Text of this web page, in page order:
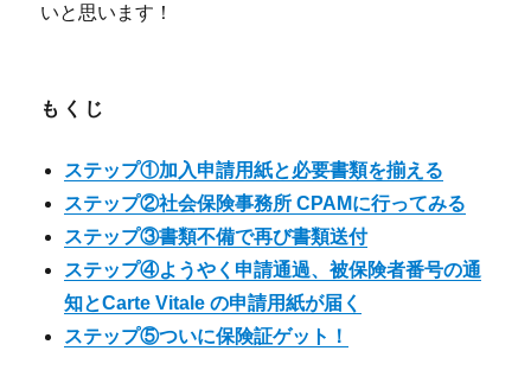
いと思います！
もくじ
ステップ①加入申請用紙と必要書類を揃える
ステップ②社会保険事務所 CPAMに行ってみる
ステップ③書類不備で再び書類送付
ステップ④ようやく申請通過、被保険者番号の通
知とCarte Vitale の申請用紙が届く
ステップ⑤ついに保険証ゲット！